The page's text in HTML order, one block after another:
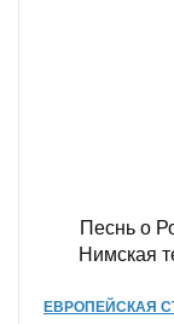
Песнь о
Нимская
ЕВРОПЕЙСКАЯ